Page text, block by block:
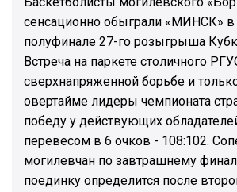
сенсационно обыграли «МИНСК»
полуфинале 27-го розыгрыша
Встреча на паркете столичного
сверхнапряженной борьбе и
овертайме лидеры чемпионата
победу у действующих
перевесом в 6 очков - 108:102.
могилевчан по завтрашнему
поединку определится после